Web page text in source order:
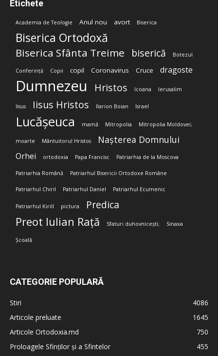
Etichete
Academia de Teologie Anul nou avort Biserica
Biserica Ortodoxă
Biserica Sfânta Treime biserică Botezul
Conferință Copii copil Coronavirus Cruce dragoste
Dumnezeu Hristos Icoana Ierusalim
Iisus Iisus Hristos Ilarion Boian Israel
Lucășeuca mamă Mitropolia Mitropolia Moldovei;
moarte Mântuitorul Hristos Nașterea Domnului
Orhei ortodoxia Papa Francisc Patriarhia de la Moscova
Patriarhia Română Patriarhul Bisericii Ortodoxe Române
Patriarhul Chiril Patriarhul Daniel Patriarhul Ecumenic
Patriarhul Kirill pictura Predica
Preot Iulian Rață Sfaturi duhovnicești; Sinaxa
Școală
CATEGORIE POPULARĂ
Stiri
4086
Articole preluate
1645
Articole Ortodoxia.md
750
Proloagele Sfinților și a Sfintelor
455